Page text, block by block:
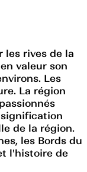
les rives de la
valeur son
Les
La région
de la région.
les Bords du
l'histoire de